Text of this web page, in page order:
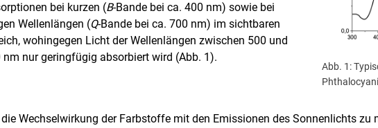
bei kurzen (B-Bande bei ca. 400 nm) sowie bei
Wellenlängen (Q-Bande bei ca. 700 nm) im sichtbaren
wohingegen Licht der Wellenlängen zwischen 500 und
nm nur geringfügig absorbiert wird (Abb. 1).
Abb. 1:
die Wechselwirkung der Farbstoffe mit den Emissionen des Sonnenlichts zu